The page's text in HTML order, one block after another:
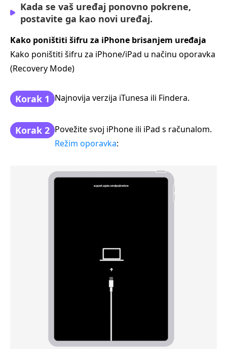
Kada se vaš uređaj ponovno pokrene,
postavite ga kao novi uređaj.
Kako poništiti šifru za iPhone brisanjem uređaja
Kako poništiti šifru za iPhone/iPad u načinu oporavka
(Recovery Mode)
Korak 1 Najnovija verzija iTunesa ili Findera.
Korak 2 Povežite svoj iPhone ili iPad s računalom.
Režim oporavka: